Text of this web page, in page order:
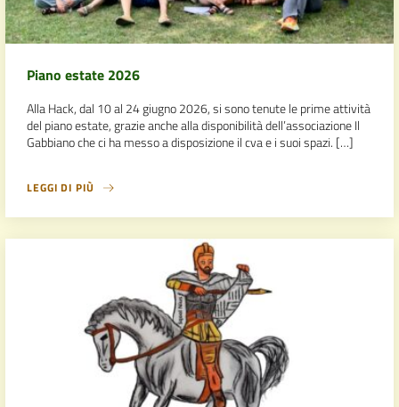
Piano estate 2026
Alla Hack, dal 10 al 24 giugno 2026, si sono tenute le prime attività
del piano estate, grazie anche alla disponibilità dell’associazione Il
Gabbiano che ci ha messo a disposizione il cva e i suoi spazi. […]
LEGGI DI PIÙ